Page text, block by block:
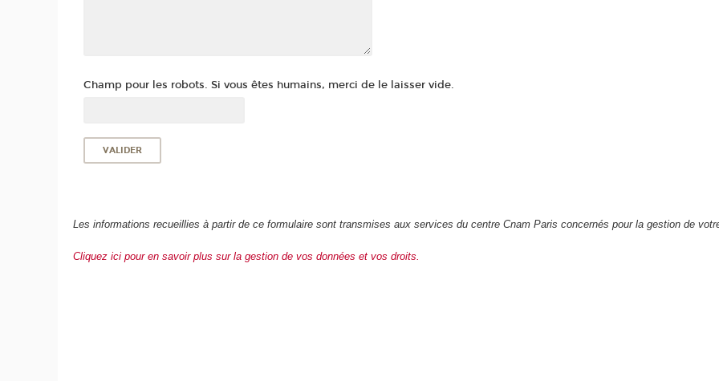
Champ pour les robots. Si vous êtes humains, merci de le laisser vide.
Les informations recueillies à partir de ce formulaire sont transmises aux services du centre Cnam Paris concernés pour la gestion de
Cliquez ici pour en savoir plus sur la gestion de vos données et vos droits.